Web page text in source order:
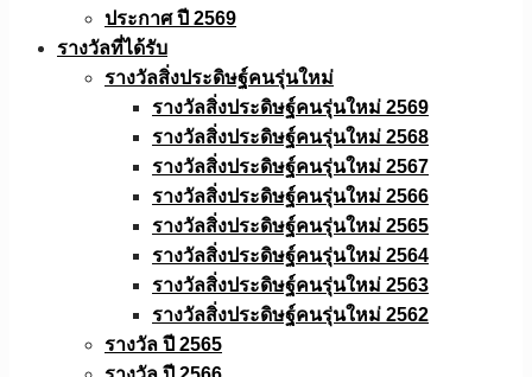
ประกาศ ปี 2569
รางวัลที่ได้รับ
รางวัลสิ่งประดิษฐ์คนรุ่นใหม่
รางวัลสิ่งประดิษฐ์คนรุ่นใหม่ 2569
รางวัลสิ่งประดิษฐ์คนรุ่นใหม่ 2568
รางวัลสิ่งประดิษฐ์คนรุ่นใหม่ 2567
รางวัลสิ่งประดิษฐ์คนรุ่นใหม่ 2566
รางวัลสิ่งประดิษฐ์คนรุ่นใหม่ 2565
รางวัลสิ่งประดิษฐ์คนรุ่นใหม่ 2564
รางวัลสิ่งประดิษฐ์คนรุ่นใหม่ 2563
รางวัลสิ่งประดิษฐ์คนรุ่นใหม่ 2562
รางวัล ปี 2565